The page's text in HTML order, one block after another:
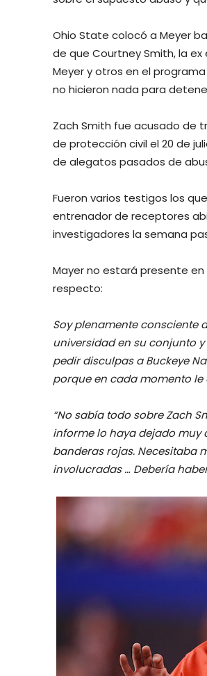
Ohio State colocó a Meyer
de que Courtney Smith, la
Meyer y otros en el
no hicieron nada para
Zach Smith fue acusado de
de protección civil el 20 de
de alegatos pasados de
Fueron varios testigos los
entrenador de receptores
investigadores la semana
Mayer no estará presente en
respecto:
Soy plenamente consciente
universidad en su conjunto
pedir disculpas a Buckeye
porque en cada momento le
“No sabía todo sobre Zach
informe lo haya dejado muy
banderas rojas. Necesitaba
involucradas … Debería